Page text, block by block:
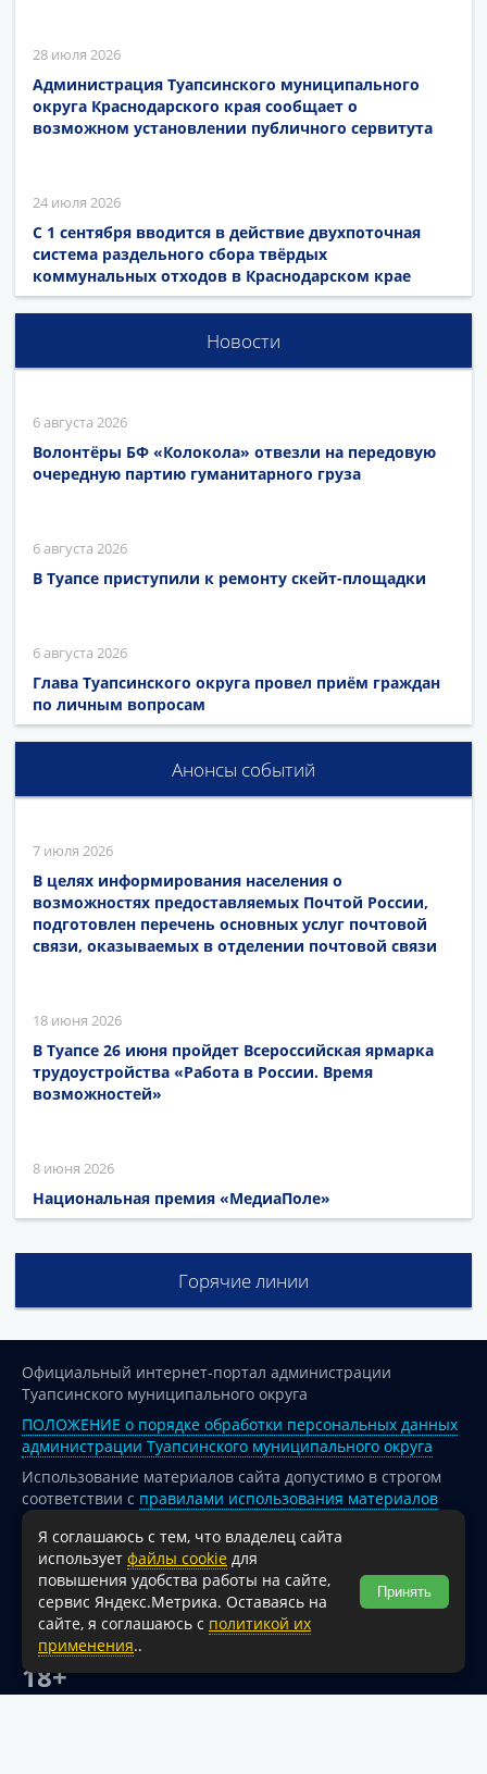
28 июля 2026
Администрация Туапсинского муниципального
округа Краснодарского края сообщает о
возможном установлении публичного сервитута
24 июля 2026
С 1 сентября вводится в действие двухпоточная
система раздельного сбора твёрдых
коммунальных отходов в Краснодарском крае
Новости
6 августа 2026
Волонтёры БФ «Колокола» отвезли на передовую
очередную партию гуманитарного груза
6 августа 2026
В Туапсе приступили к ремонту скейт-площадки
6 августа 2026
Глава Туапсинского округа провел приём граждан
по личным вопросам
Анонсы событий
7 июля 2026
В целях информирования населения о
возможностях предоставляемых Почтой России,
подготовлен перечень основных услуг почтовой
связи, оказываемых в отделении почтовой связи
18 июня 2026
В Туапсе 26 июня пройдет Всероссийская ярмарка
трудоустройства «Работа в России. Время
возможностей»
8 июня 2026
Национальная премия «МедиаПоле»
Горячие линии
Официальный интернет-портал администрации
Туапсинского муниципального округа
ПОЛОЖЕНИЕ о порядке обработки персональных данных
администрации Туапсинского муниципального округа
Использование материалов сайта допустимо в строгом
соответствии с правилами использования материалов
опубликованных на сайте
При перепечатке и использовании информации ссылка
на источник обязательна.
Для сайтов и страниц сети Интернет обязательна
активная гиперссылка на официальный интернет-портал
администрации Туапсинского муниципального округа.
18+
Я соглашаюсь с тем, что владелец сайта
использует файлы cookie для
повышения удобства работы на сайте,
сервис Яндекс.Метрика. Оставаясь на
сайте, я соглашаюсь с политикой их
применения..
Принять